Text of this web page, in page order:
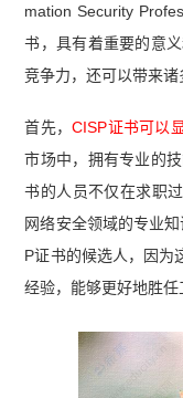
mation Security
书，具有着重要的意
竞争力，还可以带来诸
首先，CISP证书可以
市场中，拥有专业的
书的人员不仅在求职
网络安全领域的专业
P证书的候选人，因为
经验，能够更好地胜任